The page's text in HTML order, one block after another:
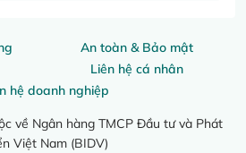
An toàn & Bảo mật
Liên hệ cá nhân
hệ doanh nghiệp
về Ngân hàng TMCP Đầu tư và Phát
Việt Nam (BIDV)